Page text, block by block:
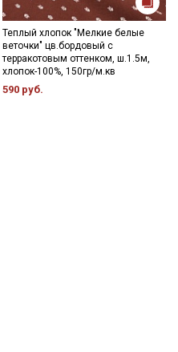
Теплый хлопок "Мелкие белые
веточки" цв.бордовый с
терракотовым оттенком, ш.1.5м,
хлопок-100%, 150гр/м.кв
590 руб.